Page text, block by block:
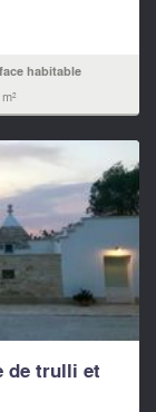
habitable
de trulli et